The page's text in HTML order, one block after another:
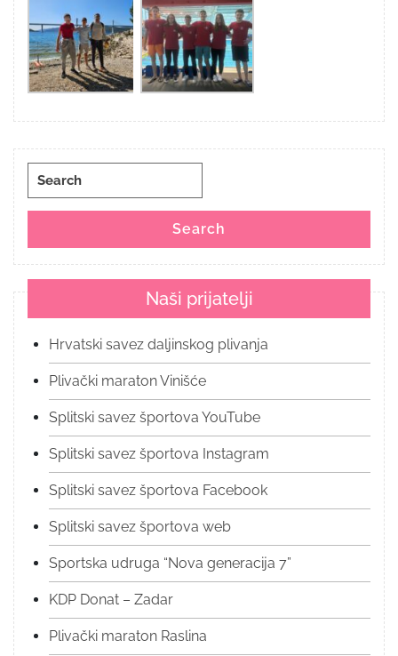
Search
for:
Search
Naši prijatelji
Hrvatski savez daljinskog plivanja
Plivački maraton Vinišće
Splitski savez športova YouTube
Splitski savez športova Instagram
Splitski savez športova Facebook
Splitski savez športova web
Sportska udruga “Nova generacija 7”
KDP Donat – Zadar
Plivački maraton Raslina